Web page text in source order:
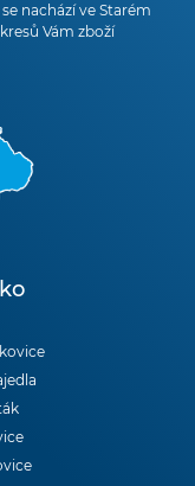
nachází ve Starém
Vám zboží